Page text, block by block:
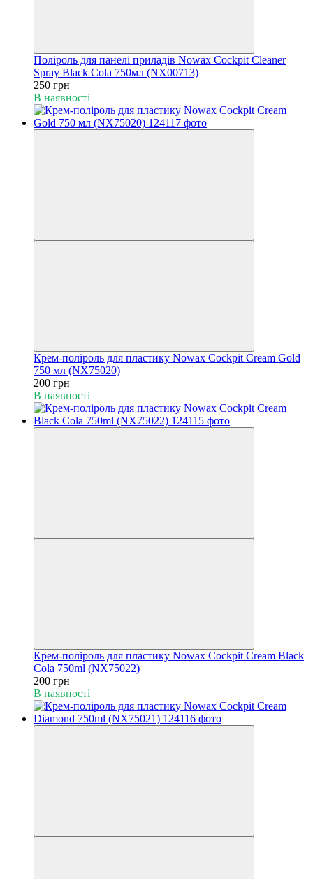
Поліроль для панелі приладів Nowax Cockpit Cleaner
Spray Black Cola 750мл (NX00713)
250 грн
В наявності
Крем-поліроль для пластику Nowax Cockpit Cream Gold
750 мл (NX75020)
200 грн
В наявності
Крем-поліроль для пластику Nowax Cockpit Cream Black
Cola 750ml (NX75022)
200 грн
В наявності